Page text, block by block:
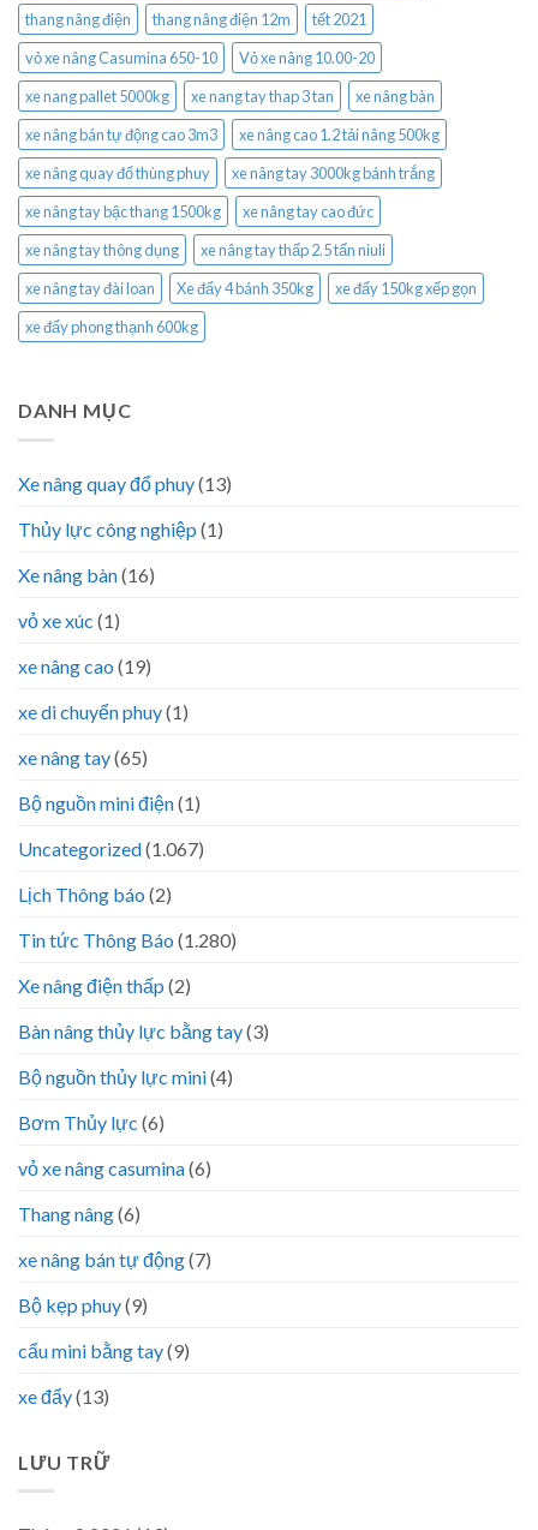
thang nâng điện
thang nâng điện 12m
tết 2021
vỏ xe nâng Casumina 650-10
Vỏ xe nâng 10.00-20
xe nang pallet 5000kg
xe nang tay thap 3 tan
xe nâng bàn
xe nâng bán tự động cao 3m3
xe nâng cao 1.2 tải nâng 500kg
xe nâng quay đổ thùng phuy
xe nâng tay 3000kg bánh trắng
xe nâng tay bậc thang 1500kg
xe nâng tay cao đức
xe nâng tay thông dụng
xe nâng tay thấp 2.5 tấn niuli
xe nâng tay đài loan
Xe đẩy 4 bánh 350kg
xe đẩy 150kg xếp gọn
xe đẩy phong thạnh 600kg
DANH MỤC
Xe nâng quay đổ phuy(13)
Thủy lực công nghiệp (1)
Xe nâng bàn(16)
vỏ xe xúc (1)
xe nâng cao (19)
xe di chuyển phuy(1)
xe nâng tay(65)
Bộ nguồn mini điện(1)
Uncategorized(1.067)
Lịch Thông báo (2)
Tin tức Thông Báo (1.280)
Xe nâng điện thấp (2)
Bàn nâng thủy lực bằng tay(3)
Bộ nguồn thủy lực mini(4)
Bơm Thủy lực (6)
vỏ xe nâng casumina(6)
Thang nâng(6)
xe nâng bán tự động(7)
Bộ kẹp phuy(9)
cẩu mini bằng tay(9)
xe đẩy(13)
LƯU TRỮ